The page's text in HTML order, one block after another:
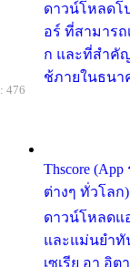
ดาวน์โหลดโ
อร์ ที่สามาร
ก และที่สำคั
ช้ภายในธนา
Thscore
ต่างๆ ทั่วโลก)
ดาวน์โหลดแ
และแม่นยำทั
เซเรีย อา อิ
476